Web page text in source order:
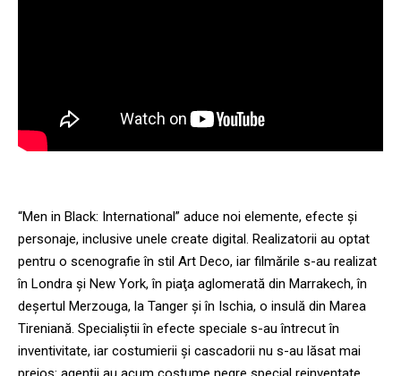
“Men in Black: International” aduce noi elemente, efecte și
personaje, inclusive unele create digital. Realizatorii au optat
pentru o scenografie în stil Art Deco, iar filmările s-au realizat
în Londra și New York, în piaţa aglomerată din Marrakech, în
deşertul Merzouga, la Tanger și în Ischia, o insulă din Marea
Tireniană. Specialiștii în efecte speciale s-au întrecut în
inventivitate, iar costumierii și cascadorii nu s-au lăsat mai